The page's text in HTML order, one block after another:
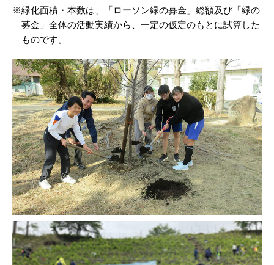
緑化面積・本数は、「ローソン緑の募金」総額及び「緑の
募金」全体の活動実績から、一定の仮定のもとに試算した
ものです。